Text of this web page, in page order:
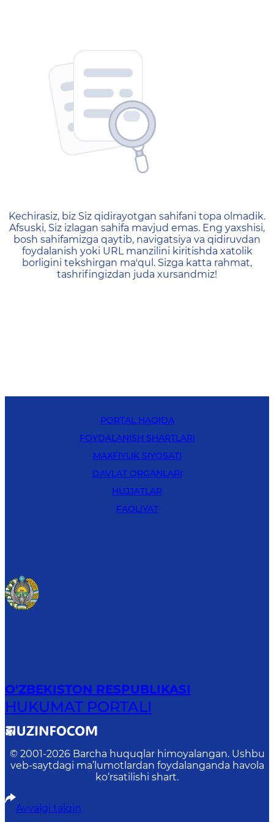
404 — Страница не
Kechirasiz, biz Siz qidirayotgan sahifani topa olmadik.
Afsuski, Siz izlagan sahifa mavjud emas. Eng yaxshisi,
bosh sahifamizga qaytib, navigatsiya va qidiruvdan
foydalanish yoki URL manzilini kiritishda xatolik
borligini tekshirgan ma'qul. Sizga katta rahmat,
tashrifingizdan juda xursandmiz!
PORTAL HAQIDA
FOYDALANISH SHARTLARI
MAXFIYLIK SIYOSATI
DAVLAT ORGANLARI
HUJJATLAR
FAOLIYAT
O‘ZBEKISTON RESPUBLIKASI
HUKUMAT PORTALI
© 2001-2026 Barcha huquqlar himoyalangan. Ushbu
veb-saytdagi ma’lumotlardan foydalanganda havola
ko‘rsatilishi shart.
Avvalgi talqin